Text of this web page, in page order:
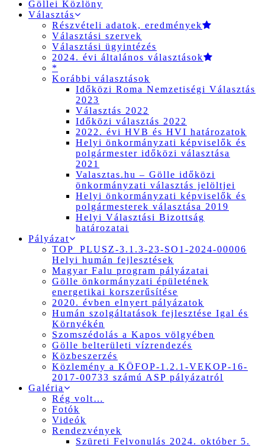
Göllei Közlöny
Választás
Részvételi adatok, eredmények
Választási szervek
Választási ügyintézés
2024. évi általános választások
*
Korábbi választások
Időközi Roma Nemzetiségi Választás
2023
Választás 2022
Időközi választás 2022
2022. évi HVB és HVI határozatok
Helyi önkormányzati képviselők és
polgármester időközi választása
2021
Valasztas.hu – Gölle időközi
önkormányzati választás jelöltjei
Helyi önkormányzati képviselők és
polgármesterek választása 2019
Helyi Választási Bizottság
határozatai
Pályázat
TOP_PLUSZ-3.1.3-23-SO1-2024-00006
Helyi humán fejlesztések
Magyar Falu program pályázatai
Gölle önkormányzati épületének
energetikai korszerűsítése
2020. évben elnyert pályázatok
Humán szolgáltatások fejlesztése Igal és
Környékén
Szomszédolás a Kapos völgyében
Gölle belterületi vízrendezés
Közbeszerzés
Közlemény a KÖFOP-1.2.1-VEKOP-16-
2017-00733 számú ASP pályázatról
Galéria
Rég volt…
Fotók
Videók
Rendezvények
Szüreti Felvonulás 2024. október 5.